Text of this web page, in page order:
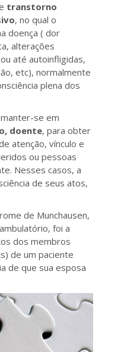
transtorno
, no qual o
doença ( dor
alterações
até autoinfligidas,
etc), normalmente
plena dos
se em
doente, para obter
atenção, vínculo e
ou pessoas
Nesses casos, a
de seus atos,
de Munchausen,
foi a
dos membros
de um paciente
de que sua esposa